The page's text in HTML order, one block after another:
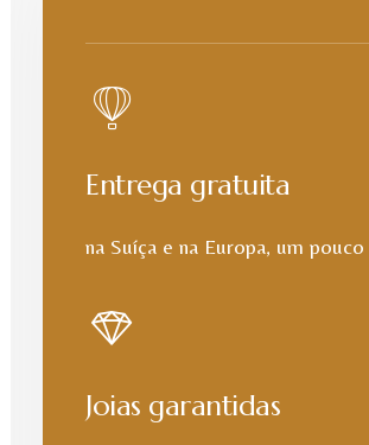
Entrega gratuita
na Suíça e na Europa, um pouco
Joias garantidas